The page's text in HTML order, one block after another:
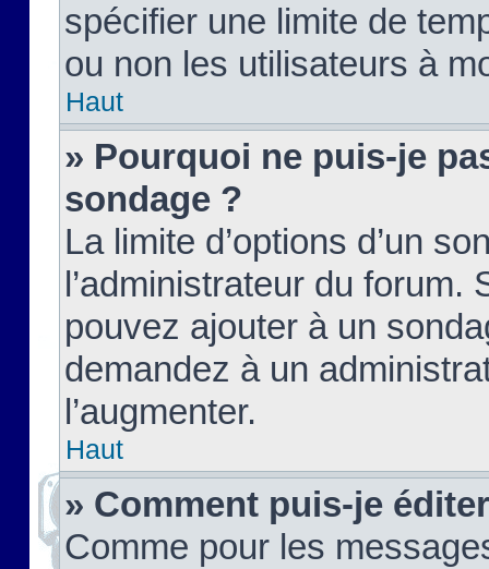
spécifier une limite de
ou non les utilisateurs à
Haut
» Pourquoi ne puis-je
sondage ?
La limite d’options d’un
l’administrateur du forum.
pouvez ajouter à un
demandez à un
l’augmenter.
Haut
» Comment puis-je
Comme pour les